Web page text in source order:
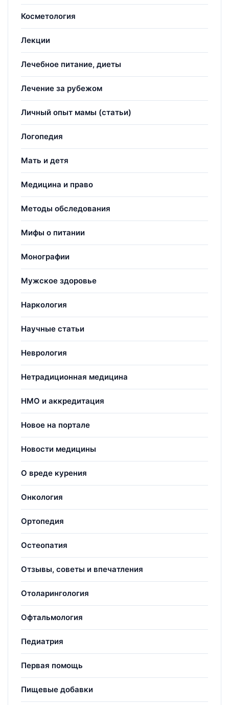
Косметология
Лекции
Лечебное питание, диеты
Лечение за рубежом
Личный опыт мамы (статьи)
Логопедия
Мать и детя
Медицина и право
Методы обследования
Мифы о питании
Монографии
Мужское здоровье
Наркология
Научные статьи
Неврология
Нетрадиционная медицина
НМО и аккредитация
Новое на портале
Новости медицины
О вреде курения
Онкология
Ортопедия
Остеопатия
Отзывы, советы и впечатления
Отоларингология
Офтальмология
Педиатрия
Первая помощь
Пищевые добавки